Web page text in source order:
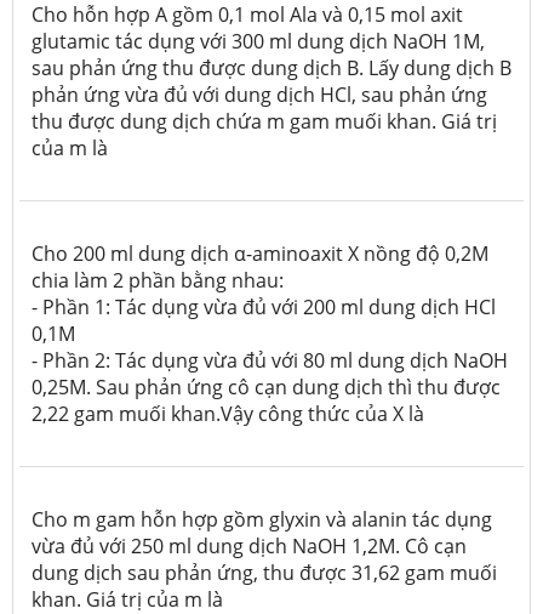
Cho hỗn hợp A gồm 0,1 mol Ala và 0,15 mol axit
glutamic tác dụng với 300 ml dung dịch NaOH 1M,
sau phản ứng thu được dung dịch B. Lấy dung dịch B
phản ứng vừa đủ với dung dịch HCl, sau phản ứng
thu được dung dịch chứa m gam muối khan. Giá trị
của m là
Cho 200 ml dung dịch α-aminoaxit X nồng độ 0,2M
chia làm 2 phần bằng nhau:
- Phần 1: Tác dụng vừa đủ với 200 ml dung dịch HCl
0,1M
- Phần 2: Tác dụng vừa đủ với 80 ml dung dịch NaOH
0,25M. Sau phản ứng cô cạn dung dịch thì thu được
2,22 gam muối khan.Vậy công thức của X là
Cho m gam hỗn hợp gồm glyxin và alanin tác dụng
vừa đủ với 250 ml dung dịch NaOH 1,2M. Cô cạn
dung dịch sau phản ứng, thu được 31,62 gam muối
khan. Giá trị của m là